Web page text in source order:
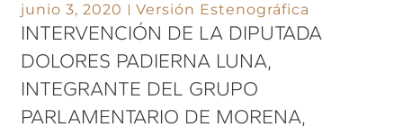
junio 3, 2020 Versión Estenográfica
INTERVENCIÓN DE LA DIPUTADA
DOLORES PADIERNA LUNA,
INTEGRANTE DEL GRUPO
PARLAMENTARIO DE MORENA,